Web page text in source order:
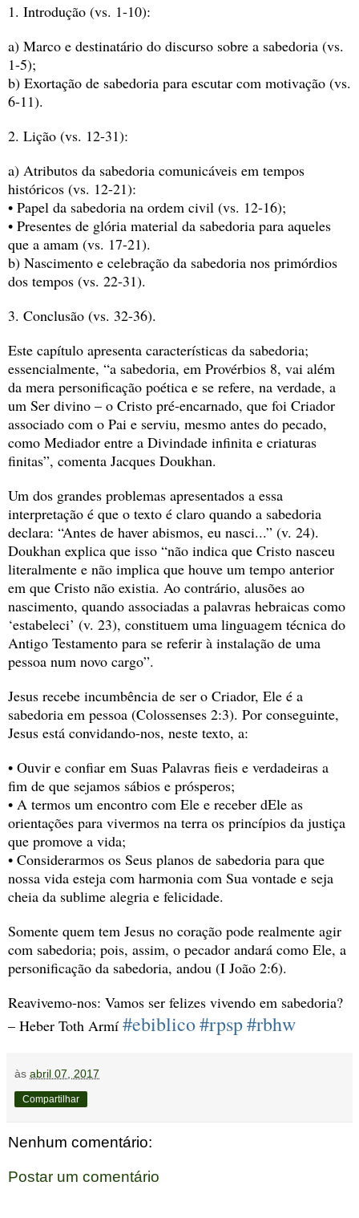
1. Introdução (vs. 1-10):
a) Marco e destinatário do discurso sobre a sabedoria (vs.
1-5);
b) Exortação de sabedoria para escutar com motivação (vs.
6-11).
2. Lição (vs. 12-31):
a) Atributos da sabedoria comunicáveis em tempos
históricos (vs. 12-21):
• Papel da sabedoria na ordem civil (vs. 12-16);
• Presentes de glória material da sabedoria para aqueles
que a amam (vs. 17-21).
b) Nascimento e celebração da sabedoria nos primórdios
dos tempos (vs. 22-31).
3. Conclusão (vs. 32-36).
Este capítulo apresenta características da sabedoria;
essencialmente, “a sabedoria, em Provérbios 8, vai além
da mera personificação poética e se refere, na verdade, a
um Ser divino – o Cristo pré-encarnado, que foi Criador
associado com o Pai e serviu, mesmo antes do pecado,
como Mediador entre a Divindade infinita e criaturas
finitas”, comenta Jacques Doukhan.
Um dos grandes problemas apresentados a essa
interpretação é que o texto é claro quando a sabedoria
declara: “Antes de haver abismos, eu nasci...” (v. 24).
Doukhan explica que isso “não indica que Cristo nasceu
literalmente e não implica que houve um tempo anterior
em que Cristo não existia. Ao contrário, alusões ao
nascimento, quando associadas a palavras hebraicas como
‘estabeleci’ (v. 23), constituem uma linguagem técnica do
Antigo Testamento para se referir à instalação de uma
pessoa num novo cargo”.
Jesus recebe incumbência de ser o Criador, Ele é a
sabedoria em pessoa (Colossenses 2:3). Por conseguinte,
Jesus está convidando-nos, neste texto, a:
• Ouvir e confiar em Suas Palavras fieis e verdadeiras a
fim de que sejamos sábios e prósperos;
• A termos um encontro com Ele e receber dEle as
orientações para vivermos na terra os princípios da justiça
que promove a vida;
• Considerarmos os Seus planos de sabedoria para que
nossa vida esteja com harmonia com Sua vontade e seja
cheia da sublime alegria e felicidade.
Somente quem tem Jesus no coração pode realmente agir
com sabedoria; pois, assim, o pecador andará como Ele, a
personificação da sabedoria, andou (I João 2:6).
Reavivemo-nos: Vamos ser felizes vivendo em sabedoria?
– Heber Toth Armí #ebiblico#rpsp#rbhw
às abril 07, 2017
Compartilhar
Nenhum comentário:
Postar um comentário